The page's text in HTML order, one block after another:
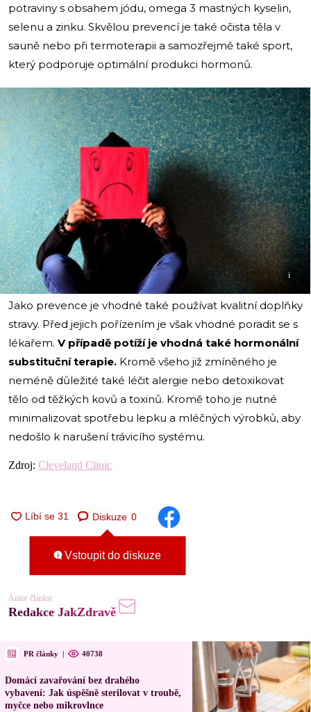
potraviny s obsahem jódu, omega 3 mastných kyselin,
selenu a zinku. Skvělou prevencí je také očista těla v
sauně nebo při termoterapii a samozřejmě také sport,
který podporuje optimální produkci hormonů.
i
Jako prevence je vhodné také používat kvalitní doplňky
stravy. Před jejich pořízením je však vhodné poradit se s
lékařem. V případě potíží je vhodná také hormonální
substituční terapie. Kromě všeho již zmíněného je
neméně důležité také léčit alergie nebo detoxikovat
tělo od těžkých kovů a toxinů. Kromě toho je nutné
minimalizovat spotřebu lepku a mléčných výrobků, aby
nedošlo k narušení trávicího systému.
Zdroj: Cleveland Clinic
Diskuze 0
Vstoupit do diskuze
Autor článku
Redakce JakZdravě
PR články | 40738
Domácí zavařování bez drahého
vybavení: Jak úspěšně sterilovat v troubě,
myčce nebo mikrovlnce